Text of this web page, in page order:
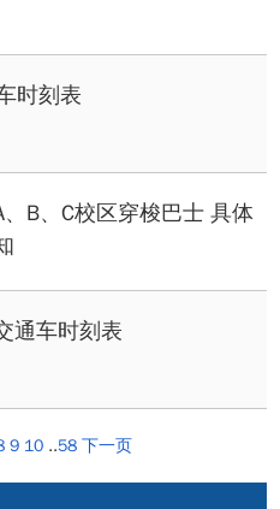
时刻表
B、C校区穿梭巴士 具体
通车时刻表
9 10 ..58 下一页